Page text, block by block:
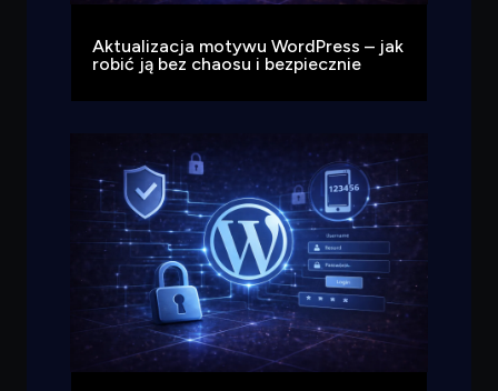
Aktualizacja motywu WordPress – jak
robić ją bez chaosu i bezpiecznie